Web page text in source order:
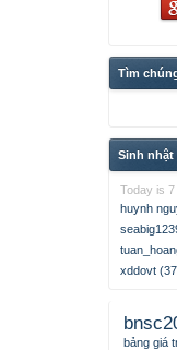
Tìm
Sinh nhật
Today is 7
huynh
xddovt
bảng giá